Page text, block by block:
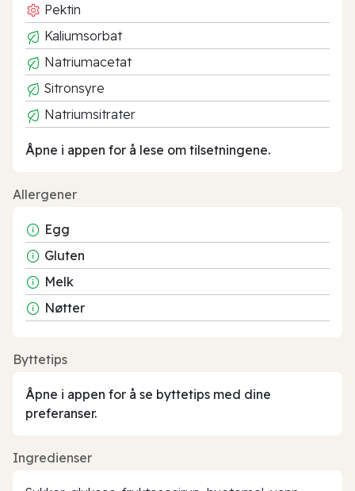
Pektin
Kaliumsorbat
Natriumacetat
Sitronsyre
Natriumsitrater
Åpne i appen for å lese om tilsetningene.
Allergener
Egg
Gluten
Melk
Nøtter
Byttetips
Åpne i appen for å se byttetips med dine
preferanser.
Ingredienser